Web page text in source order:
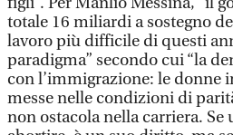
totale 16 miliardi a sostegno
lavoro più difficile di questi
paradigma” secondo cui “la
con l’immigrazione: le donne
messe nelle condizioni di
non ostacola nella carriera. Se